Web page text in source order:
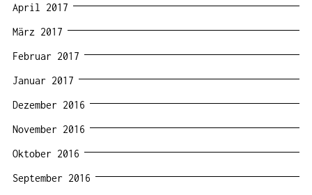
April 2017
März 2017
Februar 2017
Januar 2017
Dezember 2016
November 2016
Oktober 2016
September 2016